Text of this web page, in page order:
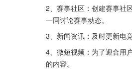
2、赛事社区：创建赛事社
一同讨论赛事动态。
3、新闻资讯：及时更新电
4、微短视频：为了迎合用
的内容。